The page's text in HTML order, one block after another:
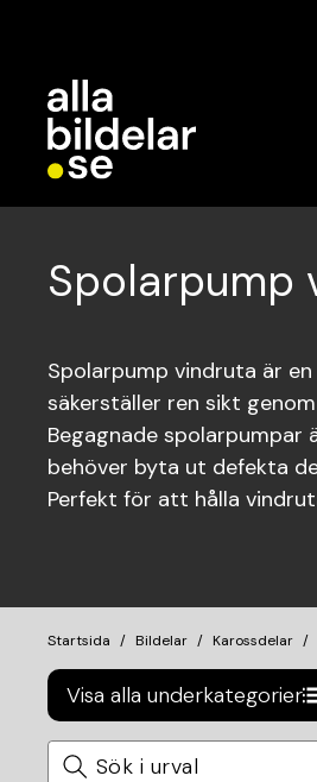
Spolarpump
Spolarpump vindruta är
säkerställer ren sikt
Begagnade
behöver byta ut defekta
Perfekt för att hålla
Startsida Bildelar Karossdelar
Visa alla underkategorier